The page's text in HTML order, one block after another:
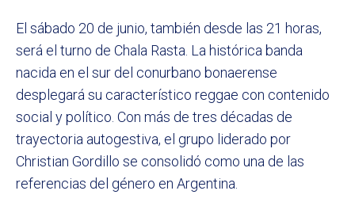
El sábado 20 de junio, también desde las 21 horas,
será el turno de Chala Rasta. La histórica banda
nacida en el sur del conurbano bonaerense
desplegará su característico reggae con contenido
social y político. Con más de tres décadas de
trayectoria autogestiva, el grupo liderado por
Christian Gordillo se consolidó como una de las
referencias del género en Argentina.